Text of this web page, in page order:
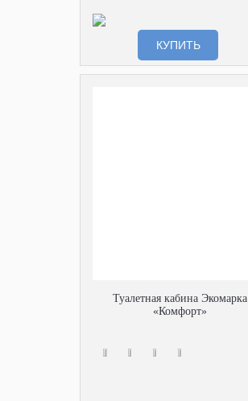
КУПИТЬ
Туалетная кабина Экомарка
«Комфорт»